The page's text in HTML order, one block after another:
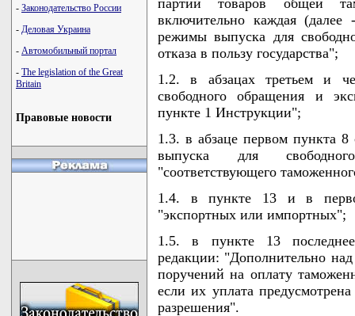
- Законодательство России
- Деловая Украина
- Автомобильный портал
- The legislation of the Great
Britain
Правовые новости
партий товаров общей
включительно каждая
режимы выпуска для
отказа в пользу государства";
1.2. в абзацах третьем и
свободного обращения и
пункте 1 Инструкции";
1.3. в абзаце первом пункта
выпуска для
"соответствующего
1.4. в пункте 13 и в
"экспортных или импортных";
1.5. в пункте 13
редакции: "Дополнительно
поручений на оплату
если их уплата
разрешения".